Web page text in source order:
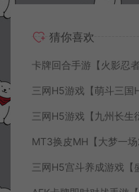
猜你喜欢